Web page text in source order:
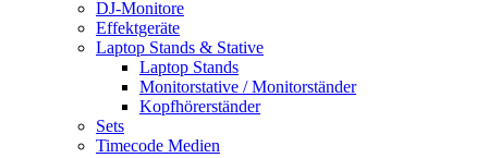
DJ-Monitore
Effektgeräte
Laptop Stands & Stative
Laptop Stands
Monitorstative / Monitorständer
Kopfhörerständer
Sets
Timecode Medien